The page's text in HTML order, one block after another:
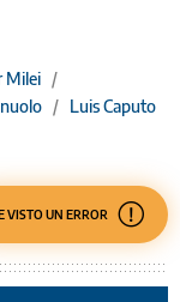
Milei /
/ Luis Caputo
VISTO UN ERROR